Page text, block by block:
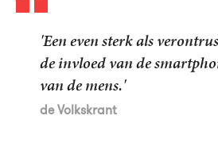
'Een even sterk als
de invloed van de
van de mens.'
de Volkskrant